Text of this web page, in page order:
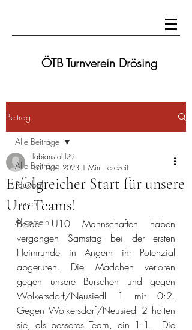
ÖTB Turnverein Drösing
Beitrag
Alle Beiträge
Faustball
Turnen
Allgemein
Alle Beiträge
Erfolgreicher Start für unsere
U10 Teams!
fabianstohl29
16. Dez. 2023 1 Min. Lesezeit
Beide U10 Mannschaften haben
vergangen Samstag bei der ersten
Heimrunde in Angern ihr Potenzial
abgerufen. Die Mädchen verloren
gegen unsere Burschen und gegen
Wolkersdorf/Neusiedl 1 mit 0:2.
Gegen Wolkersdorf/Neusiedl 2 holten
sie, als besseres Team, ein 1:1.  Die